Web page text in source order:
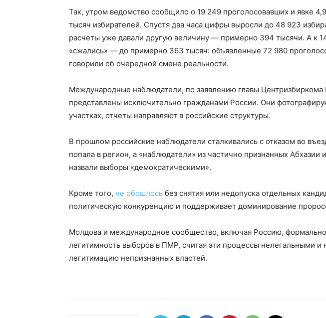
Так, утром ведомство сообщило о 19 249 проголосовавших и явке
тысяч избирателей. Спустя два часа цифры выросли до 48 923
расчеты уже давали другую величину — примерно 394 тысячи. А к
«сжались» — до примерно 363 тысяч: объявленные 72 980
говорили об очередной смене реальности.
Международные наблюдатели, по заявлению главы
представлены исключительно гражданами России. Они
участках, отчеты направляют в российские структуры.
В прошлом российские наблюдатели сталкивались с отказом во
попала в регион, а «наблюдатели» из частично признанных
назвали выборы «демократическими».
Кроме того, не обошлось без снятия или недопуска отдельных
политическую конкуренцию и поддерживает доминирование
Молдова и международное сообщество, включая Россию,
легитимность выборов в ПМР, считая эти процессы нелегальными и
легитимацию непризнанных властей.